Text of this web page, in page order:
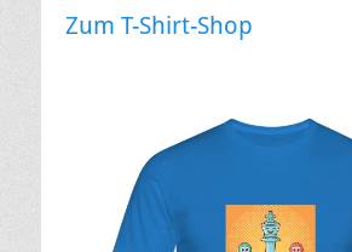
Zum T-Shirt-Shop